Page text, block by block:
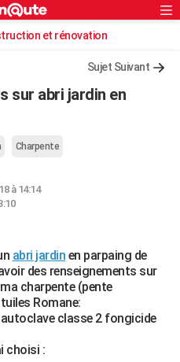
Rechercher
et rénovation
Sujet Suivant
sur abri jardin en
Charpente
à 14:14
abri jardin en parpaing de
des renseignements sur
charpente (pente
Romane:
classe 2 fongicide
choisi :